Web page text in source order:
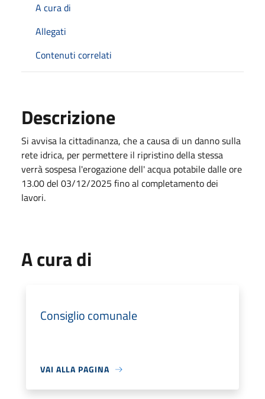
A cura di
Allegati
Contenuti correlati
Descrizione
Si avvisa la cittadinanza, che a causa di un danno sulla
rete idrica, per permettere il ripristino della stessa
verrà sospesa l'erogazione dell' acqua potabile dalle ore
13.00 del 03/12/2025 fino al completamento dei
lavori.
A cura di
Consiglio comunale
VAI ALLA PAGINA